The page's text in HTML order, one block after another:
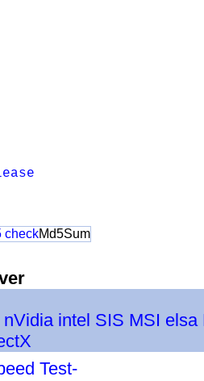
checkMd5Sum
nVidia intel SIS MSI elsa
Test-